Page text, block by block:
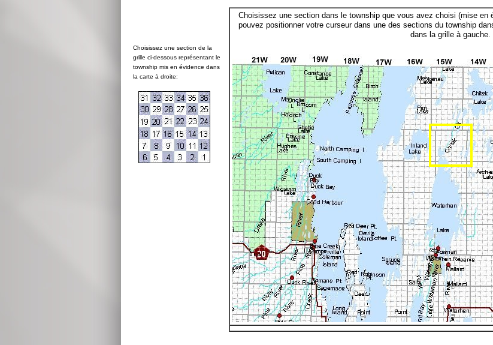
Choisissez une section de la
grille ci-dessous représentant le
township mis en évidence dans
la carte à droite:
Choisissez une section dans le township que vous avez choisi (mise en
pouvez positionner votre curseur dans une des sections du township
dans la grille à gauche.